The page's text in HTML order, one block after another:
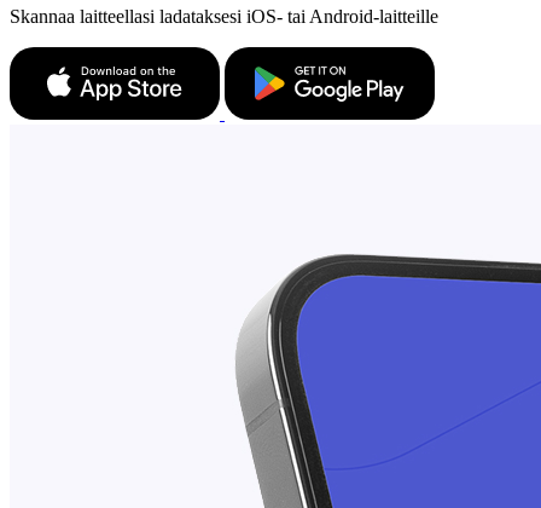
Skannaa laitteellasi ladataksesi iOS- tai Android-laitteille